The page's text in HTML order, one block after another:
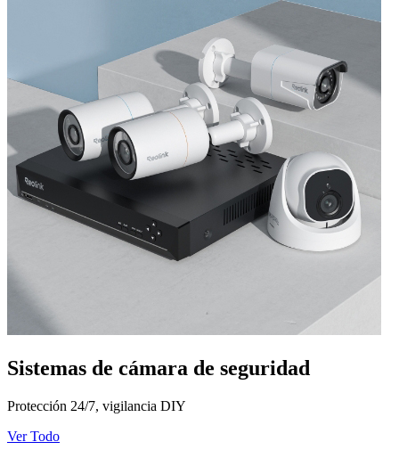
Sistemas de cámara de seguridad
Protección 24/7, vigilancia DIY
Ver Todo